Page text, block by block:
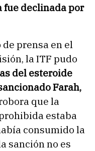
fue declinada por
prensa en el
la ITF pudo
del esteroide
Farah,
que la
estaba
consumido la
sanción no es